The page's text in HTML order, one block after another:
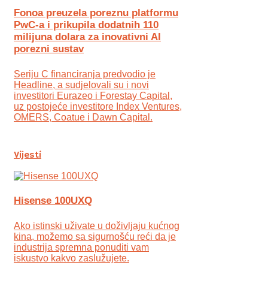
Fonoa preuzela poreznu platformu
PwC-a i prikupila dodatnih 110
milijuna dolara za inovativni AI
porezni sustav
Seriju C financiranja predvodio je
Headline, a sudjelovali su i novi
investitori Eurazeo i Forestay Capital,
uz postojeće investitore Index Ventures,
OMERS, Coatue i Dawn Capital.
Vijesti
Hisense 100UXQ
Ako istinski uživate u doživljaju kućnog
kina, možemo sa sigurnošću reći da je
industrija spremna ponuditi vam
iskustvo kakvo zaslužujete.